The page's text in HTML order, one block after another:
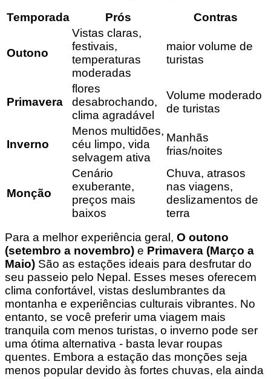
Temporada
Prós Contras
Outono
Vistas claras,
festivais,
temperaturas
moderadas
maior volume de
turistas
Primavera
flores
desabrochando,
clima agradável
Volume moderado
de turistas
Inverno
Menos multidões,
céu limpo, vida
selvagem ativa
Manhãs
frias/noites
Monção
Cenário
exuberante,
preços mais
baixos
Chuva, atrasos
nas viagens,
deslizamentos de
terra
Para a melhor experiência geral, O outono
(setembro a novembro) e Primavera (Março a
Maio) São as estações ideais para desfrutar do
seu passeio pelo Nepal. Esses meses oferecem
clima confortável, vistas deslumbrantes da
montanha e experiências culturais vibrantes. No
entanto, se você preferir uma viagem mais
tranquila com menos turistas, o inverno pode ser
uma ótima alternativa - basta levar roupas
quentes. Embora a estação das monções seja
menos popular devido às fortes chuvas, ela ainda